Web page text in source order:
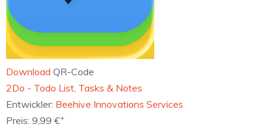
Download QR-Code
‎2Do - Todo List, Tasks & Notes
Entwickler: Beehive Innovations Services
Preis: 9,99 €+